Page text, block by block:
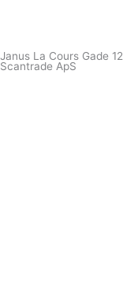
Janus La Cours Gade
Scantrade ApS